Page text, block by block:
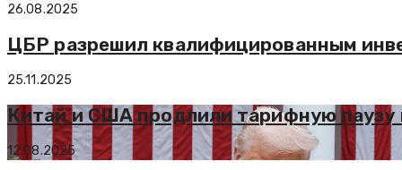
26.08.2025
ЦБР разрешил квалифицированным
25.11.2025
Китай и США продлили тарифную паузу
12.08.2025